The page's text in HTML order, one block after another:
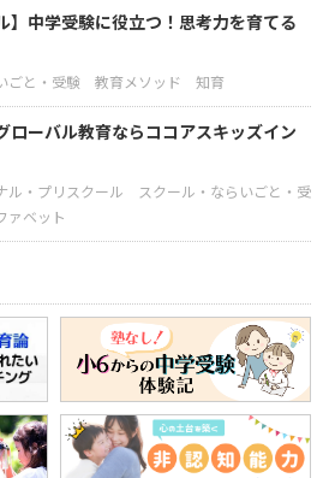
】中学受験に役立つ！思考力を育てる
ごと・受験 教育メソッド 知育
ローバル教育ならココアスキッズイン
ル・プリスクール
スクール・ならいごと・受
ァベット